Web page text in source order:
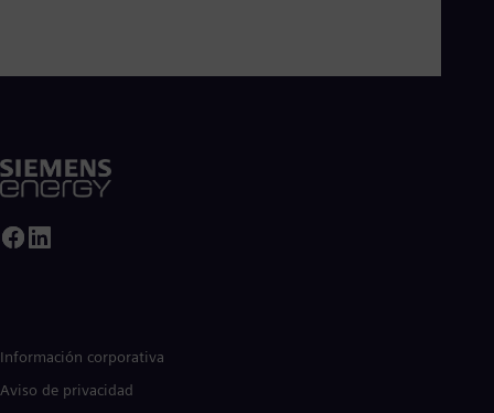
Información corporativa
Aviso de privacidad